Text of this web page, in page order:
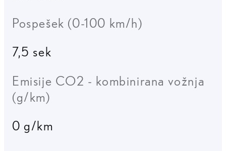
Pospešek (0-100 km/h)
7,5 sek
Emisije CO2 - kombinirana vožnja
(g/km)
0 g/km